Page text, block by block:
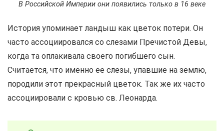
В Российской Империи они появились только в 16 веке
История упоминает ландыш как цветок потери. Он
часто ассоциировался со слезами Пречистой Девы,
когда та оплакивала своего погибшего сын.
Считается, что именно ее слезы, упавшие на землю,
породили этот прекрасный цветок. Так же их часто
ассоциировали с кровью св. Леонарда.